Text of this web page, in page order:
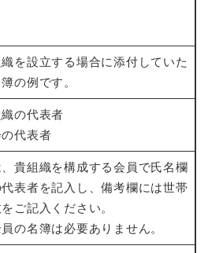
を設立する場合に添付していた
の例です。
の代表者
代表者
貴組織を構成する会員で氏名欄
表者を記入し、備考欄には世帯
ご記入ください。
の名簿は必要ありません。